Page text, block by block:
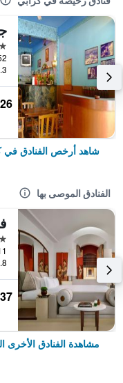
2 نجمتين
0.3
26 ﷼
شاهد أرخص الفنادق في
الفنادق الموصى بها
5 نجوم
18.8
مشاهدة الفنادق الأخرى